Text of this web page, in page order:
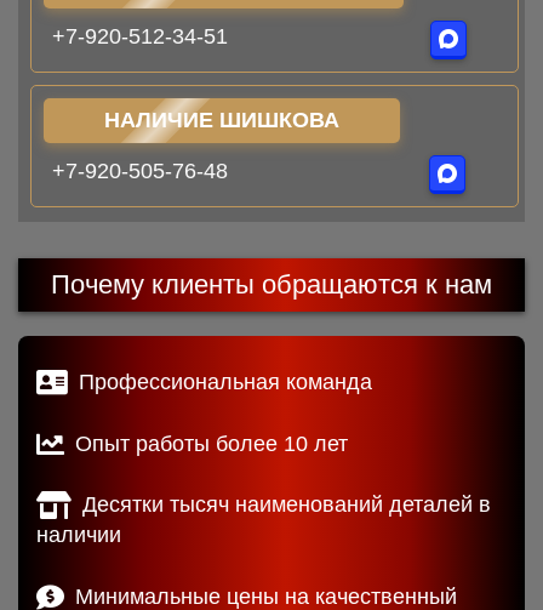
+7-920-512-34-51
НАЛИЧИЕ ШИШКОВА
+7-920-505-76-48
Почему клиенты обращаются к нам
Профессиональная команда
Опыт работы более 10 лет
Десятки тысяч наименований деталей в
наличии
Минимальные цены на качественный